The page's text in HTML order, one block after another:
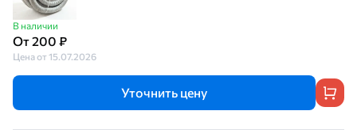
В наличии
От 200 ₽
Цена от 15.07.2026
Уточнить цену